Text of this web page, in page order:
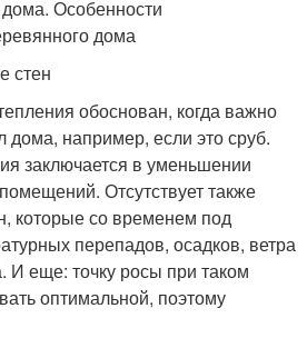
стен
обоснован, когда важно
дома, например, если это сруб.
заключается в уменьшении
Отсутствует также
которые со временем под
перепадов, осадков, ветра
И еще: точку росы при таком
оптимальной, поэтому